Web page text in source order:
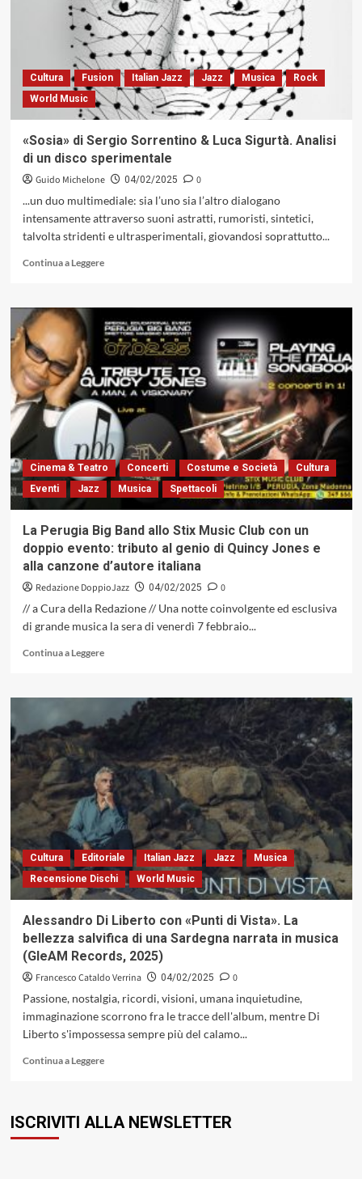
Cultura Fusion Italian Jazz Jazz Musica
Rock
World Music
«Sosia» di Sergio Sorrentino & Luca Sigurtà. Analisi
di un disco sperimentale
Guido Michelone 04/02/2025
0
...un duo multimediale: sia l’uno sia l’altro dialogano
intensamente attraverso suoni astratti, rumoristi, sintetici,
talvolta stridenti e ultrasperimentali, giovandosi soprattutto...
Continua a LeggereLeggi
su
«Sosia»
di
Sergio
Sorrentino
&
Luca
Sigurtà.
Analisi
di
un
disco
sperimentale
Cinema & Teatro Concerti Costume e Società
Cultura
Eventi
Jazz Musica Spettacoli
La Perugia Big Band allo Stix Music Club con un
doppio evento: tributo al genio di Quincy Jones e
alla canzone d’autore italiana
Redazione DoppioJazz 04/02/2025
0
// a Cura della Redazione // Una notte coinvolgente ed esclusiva
di grande musica la sera di venerdì 7 febbraio...
Continua a LeggereLeggi
su
Perugia
Band
allo
Stix
Music
Club
con
un
doppio
evento:
tributo
genio
di
Quincy
Jones
alla
canzone
d’autore
Cultura Editoriale Italian Jazz Jazz
Musica
Recensione Dischi
World Music
Alessandro Di Liberto con «Punti di Vista». La
bellezza salvifica di una Sardegna narrata in musica
(GleAM Records, 2025)
Francesco Cataldo Verrina 04/02/2025
0
Passione, nostalgia, ricordi, visioni, umana inquietudine,
immaginazione scorrono fra le tracce dell'album, mentre Di
Liberto s'impossessa sempre più del calamo...
Continua a LeggereLeggi
Alessandro
ISCRIVITI ALLA NEWSLETTER